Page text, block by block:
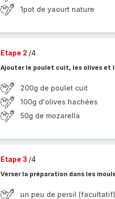
1pot de yaourt nature
Etape 2 /4
Ajouter le poulet cuit, les olives et
200g de poulet cuit
100g d'olives hachées
50g de mozarella
Etape 3 /4
Verser la préparation dans les
un peu de persil (facultatif)